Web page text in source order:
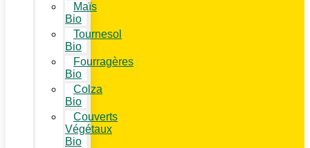
Maïs
Bio
Tournesol
Bio
Fourragères
Bio
Colza
Bio
Couverts
Végétaux
Bio